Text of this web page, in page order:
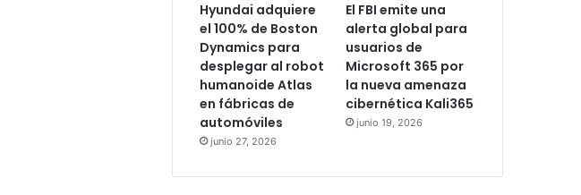
Hyundai adquiere
el 100% de Boston
Dynamics para
desplegar al robot
humanoide Atlas
en fábricas de
automóviles
junio 27, 2026
El FBI emite una
alerta global para
usuarios de
Microsoft 365 por
la nueva amenaza
cibernética Kali365
junio 19, 2026